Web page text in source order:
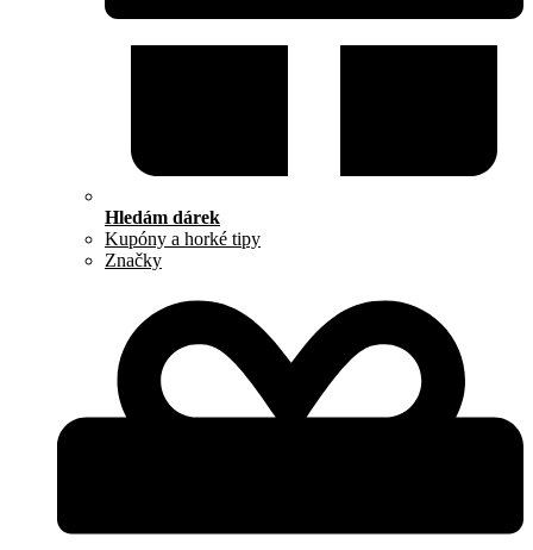
Hledám dárek
Kupóny a horké tipy
Značky